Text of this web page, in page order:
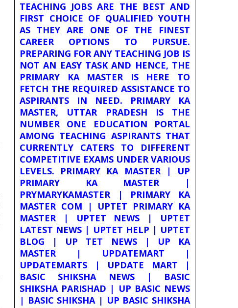
TEACHING JOBS ARE THE BEST AND
FIRST CHOICE OF QUALIFIED YOUTH
AS THEY ARE ONE OF THE FINEST
CAREER OPTIONS TO PURSUE.
PREPARING FOR ANY TEACHING JOB IS
NOT AN EASY TASK AND HENCE, THE
PRIMARY KA MASTER IS HERE TO
FETCH THE REQUIRED ASSISTANCE TO
ASPIRANTS IN NEED. PRIMARY KA
MASTER, UTTAR PRADESH IS THE
NUMBER ONE EDUCATION PORTAL
AMONG TEACHING ASPIRANTS THAT
CURRENTLY CATERS TO DIFFERENT
COMPETITIVE EXAMS UNDER VARIOUS
LEVELS. PRIMARY KA MASTER | UP
PRIMARY KA MASTER |
PRYMARYKAMASTER | PRIMARY KA
MASTER COM | UPTET PRIMARY KA
MASTER | UPTET NEWS | UPTET
LATEST NEWS | UPTET HELP | UPTET
BLOG | UP TET NEWS | UP KA
MASTER | UPDATEMART |
UPDATEMARTS | UPDATE MART |
BASIC SHIKSHA NEWS | BASIC
SHIKSHA PARISHAD | UP BASIC NEWS
| BASIC SHIKSHA | UP BASIC SHIKSHA